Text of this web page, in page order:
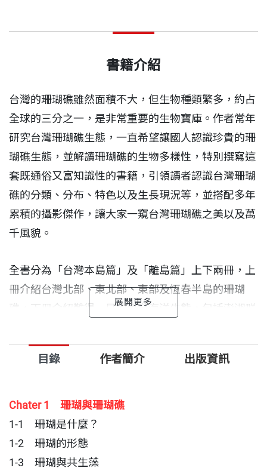
書籍介紹
台灣的珊瑚礁雖然面積不大，但生物種類繁多，約占
全球的三分之一，是非常重要的生物寶庫。作者常年
研究台灣珊瑚礁生態，一直希望讓國人認識珍貴的珊
瑚礁生態，並解讀珊瑚礁的生物多樣性，特別撰寫這
套既通俗又富知識性的書籍，引領讀者認識台灣珊瑚
礁的分類、分布、特色以及生長現況等，並搭配多年
累積的攝影傑作，讓大家一窺台灣珊瑚礁之美以及萬
千風貌。
全書分為「台灣本島篇」及「離島篇」上下兩冊，上
冊介紹台灣北部、東北部、東部及恆春半島的珊瑚
礁，下冊介紹難得一見的離島海洋生態，包括澎湖群
島、東沙環礁和南沙太平島等，可謂套書在手，台灣
的珊瑚礁全貌盡收眼底。
目錄 作者簡介 出版資訊
Chater 1 珊瑚與珊瑚礁
1-1 珊瑚是什麼？
1-2 珊瑚的形態
1-3 珊瑚與共生藻